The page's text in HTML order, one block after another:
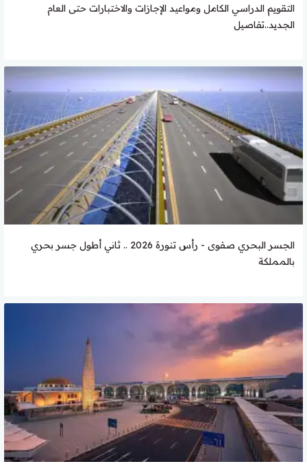
التقويم الدراسي الكامل ومواعيد الإجازات والاختبارات حتى العام
الجديد..تفاصيل
الجسر البحري صفوى - رأس تنورة 2026 .. ثاني أطول جسر بحري
بالمملكة